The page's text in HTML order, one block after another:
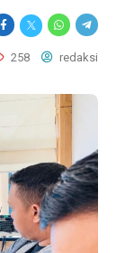
258 redaksi